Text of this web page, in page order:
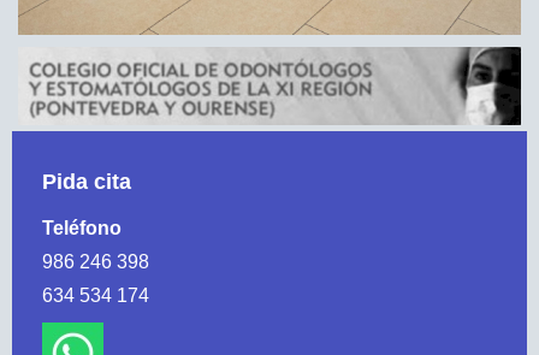
Pida cita
Teléfono
986 246 398
634 534 174